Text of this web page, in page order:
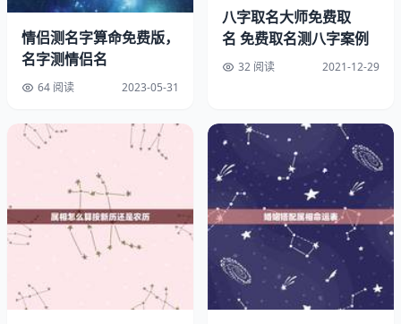
强的可信度，交往前或者结婚前都会先拿双方的八字先测算
一下。男婚女配，是一件大事。男有阳，女为阴，男女都有
金、木、水、火、土五种命。因此，男女婚配实质上阳五行
相生相合的结果。如何看自己的爱情是否甜蜜?给出两个八
个表是男配女婚年表：
本表是以大配小，即男命宜配之女命，比如：男命癸丑年生
人宜配庚申年、辛酉年、甲子年生的女命。如女命癸丑年
(、)生的，就需从女命栏中找自己的生年，其所在的男命栏
便可配之男命，即癸丑女命宜配乙巳或戊申年生的男命。
此表的主要特点，是以男女年柱相生相合为主，不强求男女
情侣测名字算命免费版，
名字测情侣名
64 阅读 2023-05-31
八字取名大师免费取
名 免费取名测八字案例
32 阅读 2021-12-29